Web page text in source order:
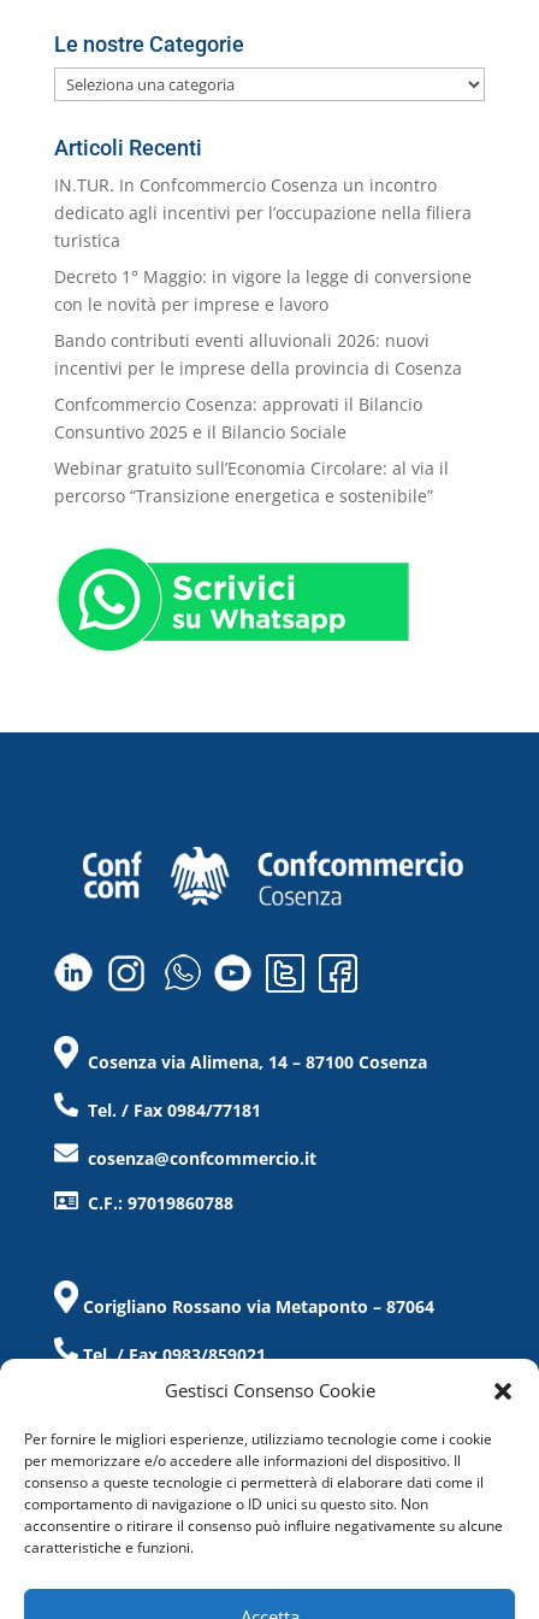
Gestisci Consenso Cookie
Per fornire le migliori esperienze, utilizziamo tecnologie come i cookie
per memorizzare e/o accedere alle informazioni del dispositivo. Il
consenso a queste tecnologie ci permetterà di elaborare dati come il
comportamento di navigazione o ID unici su questo sito. Non
acconsentire o ritirare il consenso può influire negativamente su alcune
caratteristiche e funzioni.
Le nostre Categorie
Le
nostre
Categorie
Articoli Recenti
IN.TUR. In Confcommercio Cosenza un incontro
dedicato agli incentivi per l’occupazione nella filiera
turistica
Decreto 1° Maggio: in vigore la legge di conversione
con le novità per imprese e lavoro
Bando contributi eventi alluvionali 2026: nuovi
incentivi per le imprese della provincia di Cosenza
Confcommercio Cosenza: approvati il Bilancio
Consuntivo 2025 e il Bilancio Sociale
Webinar gratuito sull’Economia Circolare: al via il
percorso “Transizione energetica e sostenibile”
Cosenza via Alimena, 14 – 87100 Cosenza
Tel. / Fax 0984/77181
cosenza@confcommercio.it
C.F.: 97019860788
Corigliano Rossano via Metaponto – 87064
Tel. / Fax 0983/859021
corigliano@confcommercio.cs.it
C.F.: 97019860788